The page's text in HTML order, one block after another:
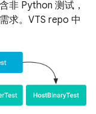
非 Python 测试，
求。VTS repo 中